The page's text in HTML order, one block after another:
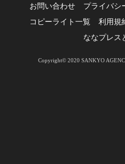
お問い合わせ プライバシ
コピーライト一覧
利用規
ななプレス
Copyright© 2020 SANKYO